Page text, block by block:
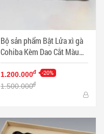
Bộ sản phẩm Bật Lửa xì gà
Cohiba Kèm Dao Cắt Màu
Vàng - Mã SP: PKXG330
1.200.000đ -20%
1.500.000đ